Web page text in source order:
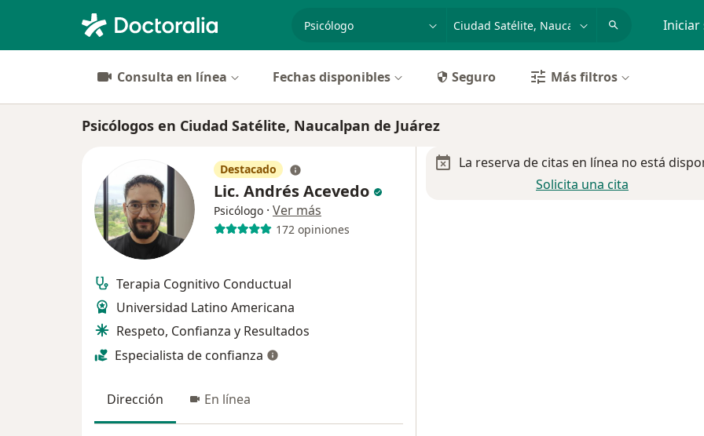
especialidad, enfermedad o nombre
p. ej. Guadalajara Iniciar
Consulta en línea Fechas disponibles Seguro Más filtros
Psicólogos en Ciudad Satélite, Naucalpan de Juárez
Destacado
Lic. Andrés Acevedo
Psicólogo · Ver más
172 opiniones
Terapia Cognitivo Conductual
Universidad Latino Americana
Respeto, Confianza y Resultados
Especialista de confianza
Dirección En línea
La reserva de citas en línea no está
Solicita una cita